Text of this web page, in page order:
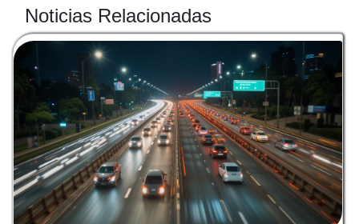
Noticias Relacionadas